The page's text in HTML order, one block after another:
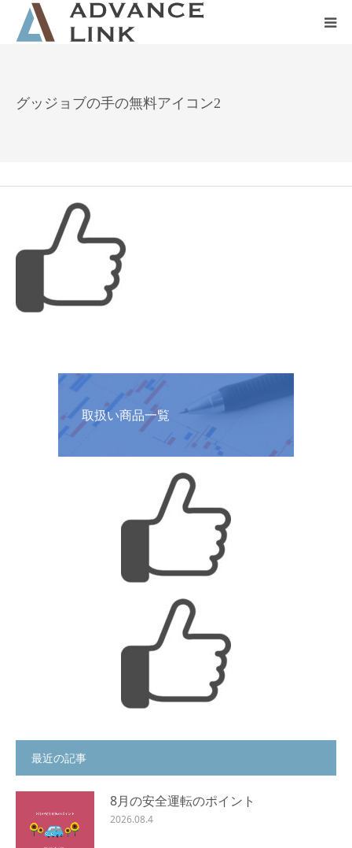
グッジョブの手の無料アイコン2
取扱い商品一覧
最近の記事
8月の安全運転のポイント
2026.08.4
会社概要
事業保険
防災グッズ販売